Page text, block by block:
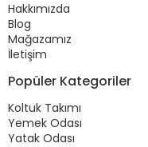
Hakkımızda
Blog
Mağazamız
İletişim
Popüler Kategoriler
Koltuk Takımı
Yemek Odası
Yatak Odası